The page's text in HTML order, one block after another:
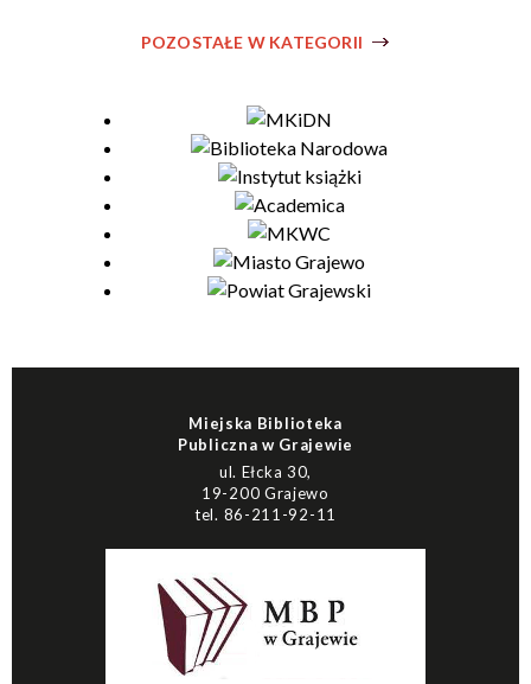
POZOSTAŁE W KATEGORII
Miejska Biblioteka
Publiczna w Grajewie
ul. Ełcka 30,
19-200 Grajewo
tel. 86-211-92-11